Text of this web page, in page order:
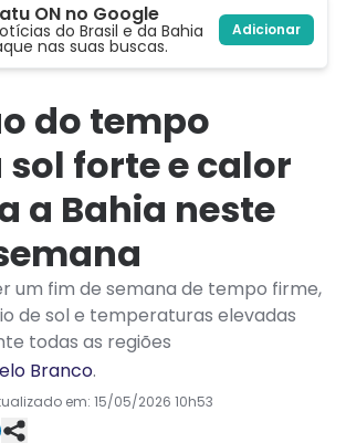
ON no Google
do Brasil e da Bahia
nas suas buscas.
Adicionar
do tempo
forte e calor
a Bahia neste
um fim de semana de tempo firme,
de sol e temperaturas elevadas
todas as regiões
Branco.
em: 15/05/2026 10h53